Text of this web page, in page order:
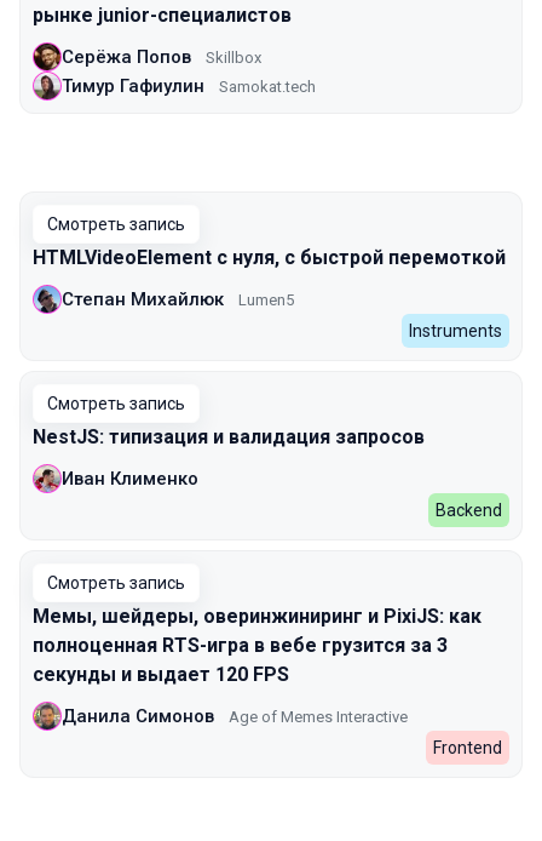
рынке junior-специалистов
Серёжа Попов Skillbox
Тимур Гафиулин Samokat.tech
Смотреть запись
HTMLVideoElement с нуля, c быстрой перемоткой
Степан Михайлюк Lumen5
Instruments
Смотреть запись
NestJS: типизация и валидация запросов
Иван Клименко
Backend
Смотреть запись
Мемы, шейдеры, оверинжиниринг и PixiJS: как
полноценная RTS-игра в вебе грузится за 3
секунды и выдает 120 FPS
Данила Симонов Age of Memes Interactive
Frontend